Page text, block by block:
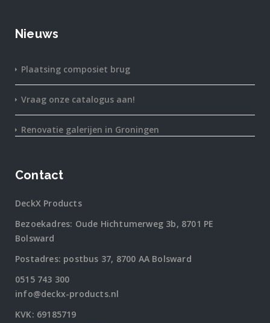
Nieuws
Plaatsing composiet brug
Vraag onze catalogus aan!
Renovatie galerijen in Groningen
Contact
DeckX Products
Bezoekadres: Oude Hichtumerweg 3b, 8701 PE
Bolsward
Postadres: postbus 37, 8700 AA Bolsward
0515 743 300
info@deckx-products.nl
KVK: 69185719